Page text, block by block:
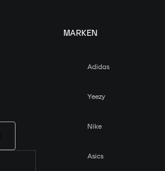
MARKEN
Adidas
Yeezy
Nike
Asics